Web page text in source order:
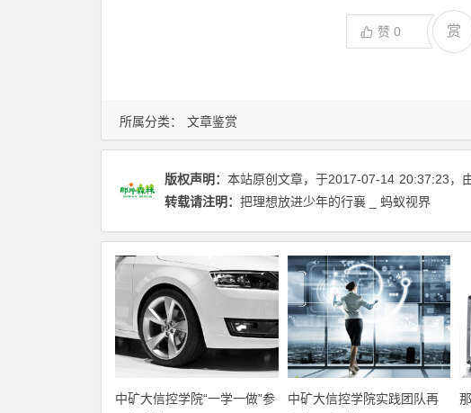
所属分类： 文章鉴赏
赞 0 赏
版权声明： 本站原创文章，于2017-07-14 20:37:23，
转载请注明： 把理想放进少年的行襄 _ 蚂蚁视界
中矿大信控学院“一学一做”参
中矿大信控学院实践团队再